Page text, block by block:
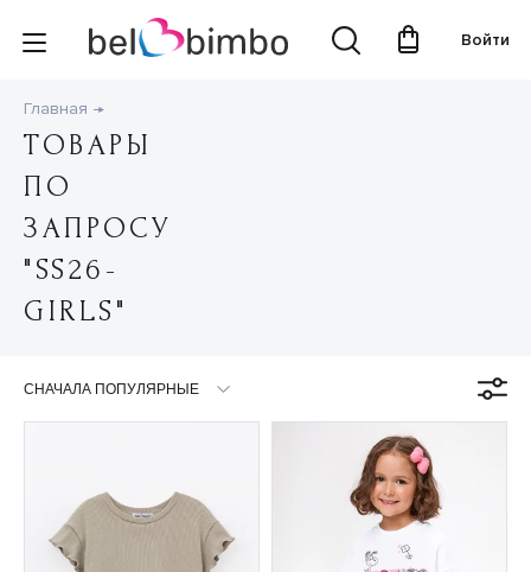
Войти
Главная
ТОВАРЫ
ПО
ЗАПРОСУ
"SS26-
GIRLS"